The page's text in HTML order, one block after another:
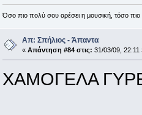
Όσο πιο πολύ σου αρέσει η μουσική, τόσο
Απ: Σπήλιος - Άπαντα
« Απάντηση #84 στις: 31/03/09, 22:11
ΧΑΜΟΓΕΛΑ